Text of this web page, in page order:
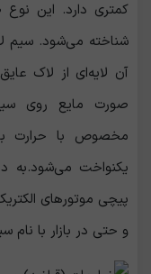
کمتری دارد. این نوع
شناخته می‌شود.
آن لایه‌ای از لاک
صورت مایع روی
مخصوص با حرارت
یکنواخت می‌شود.به
‌پیچی موتورهای
و حتی در بازار با